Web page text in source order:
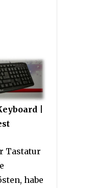
|
Tastatur
habe